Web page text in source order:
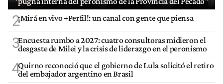
2¡Mirá en vivo +Perfil!: un canal con gente que piensa
3Encuesta rumbo a 2027: cuatro consultoras midieron el
desgaste de Milei y la crisis de liderazgo en el peronismo
4Quirno reconoció que el gobierno de Lula solicitó el retiro
del embajador argentino en Brasil